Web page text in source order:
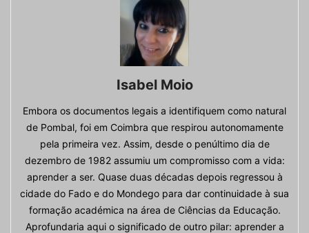
Isabel Moio
Embora os documentos legais a identifiquem como natural
de Pombal, foi em Coimbra que respirou autonomamente
pela primeira vez. Assim, desde o penúltimo dia de
dezembro de 1982 assumiu um compromisso com a vida:
aprender a ser. Quase duas décadas depois regressou à
cidade do Fado e do Mondego para dar continuidade à sua
formação académica na área de Ciências da Educação.
Aprofundaria aqui o significado de outro pilar: aprender a